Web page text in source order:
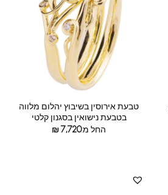
טבעת אירוסין בשיבוץ יהלום מלווה
בטבעת נישואין בסגנון קלטי
החל מ:
₪7,720